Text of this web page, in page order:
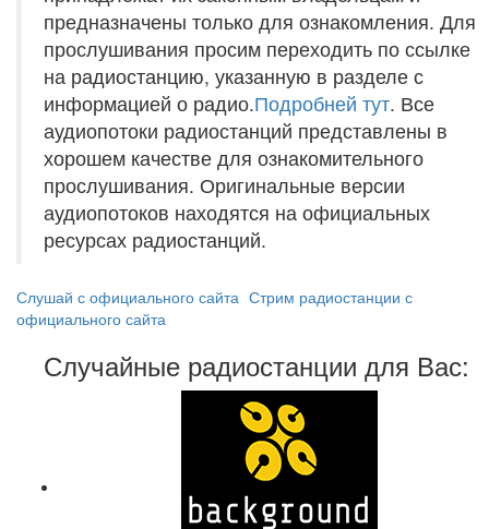
предназначены только для ознакомления. Для
прослушивания просим переходить по ссылке
на радиостанцию, указанную в разделе с
информацией о радио.Подробней тут. Все
аудиопотоки радиостанций представлены в
хорошем качестве для ознакомительного
прослушивания. Оригинальные версии
аудиопотоков находятся на официальных
ресурсах радиостанций.
Слушай с официального сайта Стрим радиостанции с
официального сайта
Случайные радиостанции для Вас: